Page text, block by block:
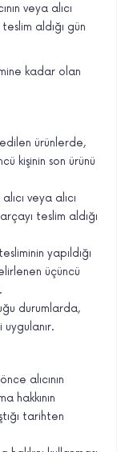
veya alıcı
aldığı gün
kadar olan
ürünlerde,
kişinin son ürünü
veya alıcı
teslim aldığı
yapıldığı
üçüncü
durumlarda,
uygulanır.
alıcının
hakkının
tarihten